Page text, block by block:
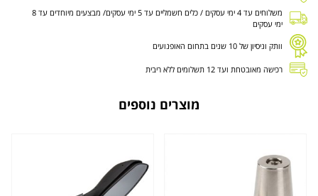
משלוחים עד 4 ימי עסקים / כלים חשמליים עד 5 ימי עסקים/ מבצעים מיוחדים עד 8
ימי עסקים
וותק וניסיון של 10 שנים בתחום האופנועים
רכישה מאובטחת ועד 12 תשלומים ללא ריבית
מוצרים נוספים